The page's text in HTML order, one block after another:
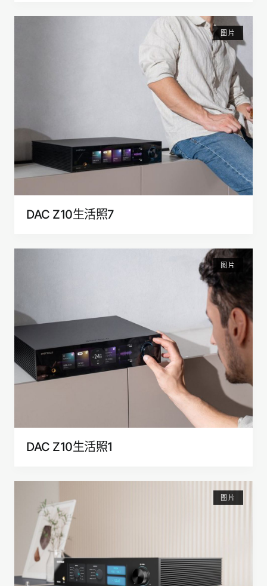
图片
DAC Z10生活照7
图片
DAC Z10生活照1
图片